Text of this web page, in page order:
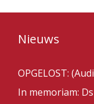
Nieuws
OPGELOST:
In memoriam: